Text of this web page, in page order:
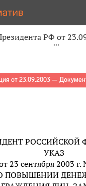
РФ от
от 23.09.2003 —
РОССИЙСКОЙ
УКАЗ
23 сентября 2003 г.
ПОВЫШЕНИИ